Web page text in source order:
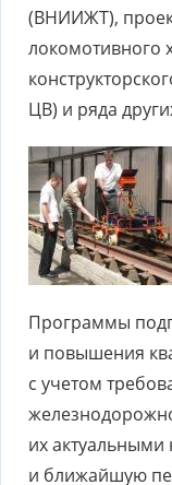
(ВНИИЖТ),
локомотивного
ЦВ) и ряда
Программы
и повышения
с учетом
их
и ближайшую